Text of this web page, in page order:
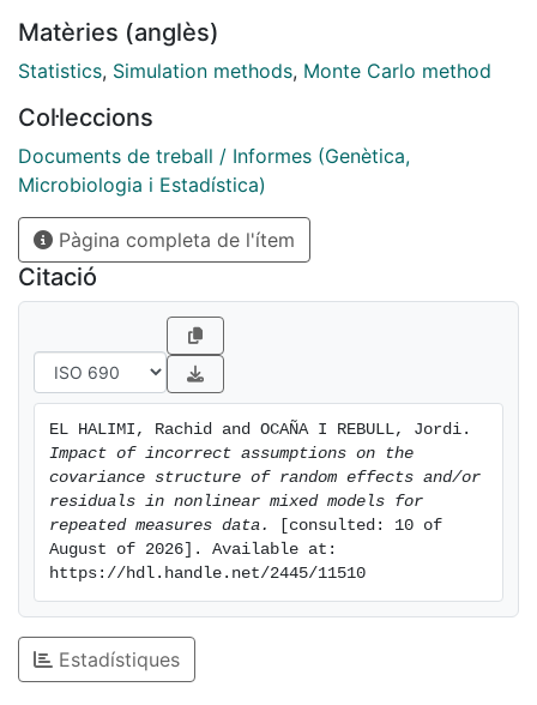
bias, mean square error (MSE), and true coverage of
the associated asymptotic confidence intervals.
over parameterised models, it seems worst to
erroneously assume some structure than do not
assume any structure when this would be adequate.
Matèries (anglès)
Statistics, Simulation methods, Monte Carlo method
Col·leccions
Documents de treball / Informes (Genètica,
Microbiologia i Estadística)
Pàgina completa de l'ítem
Citació
Impact of incorrect assumptions on the
covariance structure of random effects and/or
residuals in nonlinear mixed models for
repeated measures data.
[consulted: 10 of
August of 2026]. Available at:
https://hdl.handle.net/2445/11510
Estadístiques